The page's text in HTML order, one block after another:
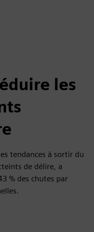
les
tendances à sortir du
de délire, a
% des chutes par